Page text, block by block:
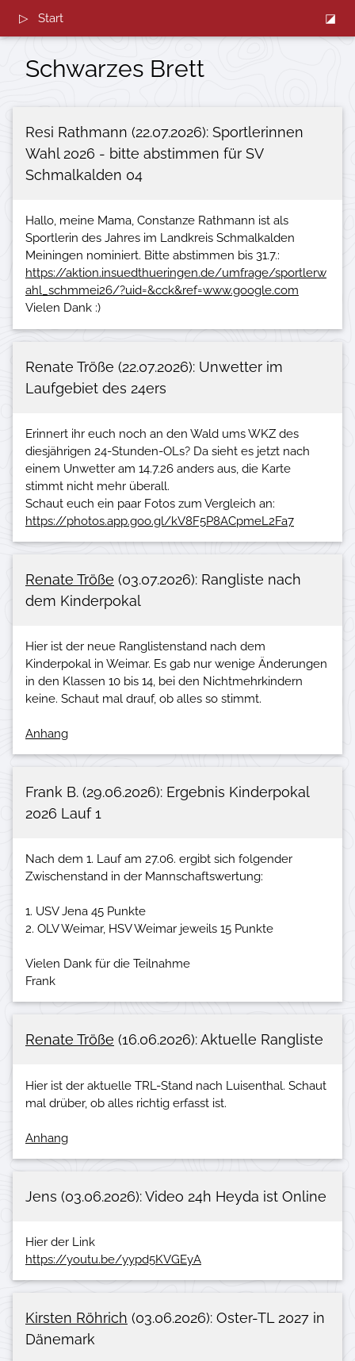
◪
▷ Start
Schwarzes Brett
Resi Rathmann (22.07.2026): Sportlerinnen
Wahl 2026 - bitte abstimmen für SV
Schmalkalden 04
Hallo, meine Mama, Constanze Rathmann ist als
Sportlerin des Jahres im Landkreis Schmalkalden
Meiningen nominiert. Bitte abstimmen bis 31.7.:
https://aktion.insuedthueringen.de/umfrage/sportlerw
ahl_schmmei26/?uid=&cck&ref=www.google.com
Renate Tröße (22.07.2026): Unwetter im
Laufgebiet des 24ers
Erinnert ihr euch noch an den Wald ums WKZ des
diesjährigen 24-Stunden-OLs? Da sieht es jetzt nach
einem Unwetter am 14.7.26 anders aus, die Karte
stimmt nicht mehr überall.
Schaut euch ein paar Fotos zum Vergleich an:
https://photos.app.goo.gl/kV8F5P8ACpmeL2Fa7
Renate Tröße (03.07.2026): Rangliste nach
dem Kinderpokal
Hier ist der neue Ranglistenstand nach dem
Kinderpokal in Weimar. Es gab nur wenige Änderungen
in den Klassen 10 bis 14, bei den Nichtmehrkindern
Anhang
Frank B. (29.06.2026): Ergebnis Kinderpokal
2026 Lauf 1
Nach dem 1. Lauf am 27.06. ergibt sich folgender
Zwischenstand in der Mannschaftswertung:
1. USV Jena 45 Punkte
2. OLV Weimar, HSV Weimar jeweils 15 Punkte
Vielen Dank für die Teilnahme
Renate Tröße (16.06.2026): Aktuelle Rangliste
Hier ist der aktuelle TRL-Stand nach Luisenthal. Schaut
Anhang
Jens (03.06.2026): Video 24h Heyda ist Online
https://youtu.be/yypd5KVGEyA
Kirsten Röhrich (03.06.2026): Oster-TL 2027 in
Dänemark